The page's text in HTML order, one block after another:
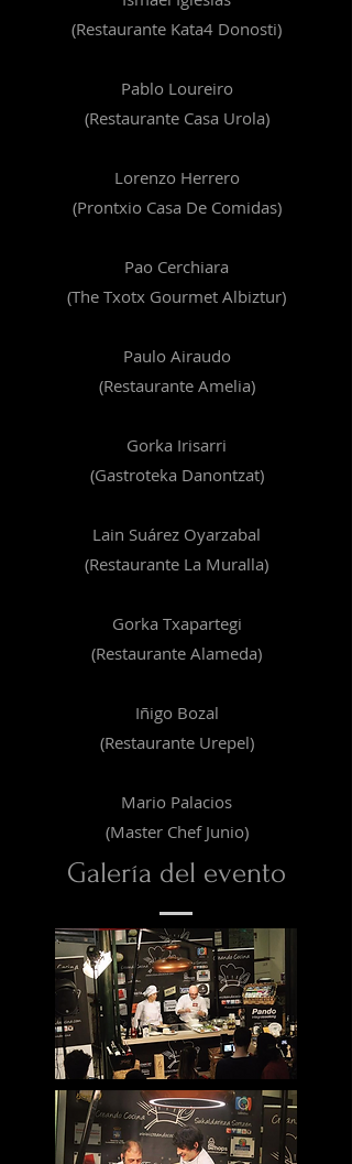
(Restaurante Kata4 Donosti)
Pablo Loureiro
(Restaurante Casa Urola)
Lorenzo Herrero
(Prontxio Casa De Comidas)
Pao Cerchiara
(The Txotx Gourmet Albiztur)
Paulo Airaudo
(Restaurante Amelia)
Gorka Irisarri
(Gastroteka Danontzat)
Lain Suárez Oyarzabal
(Restaurante La Muralla)
Gorka Txapartegi
(Restaurante Alameda)
Iñigo Bozal
(Restaurante Urepel)
Mario Palacios
(Master Chef Junio)
Galería del evento